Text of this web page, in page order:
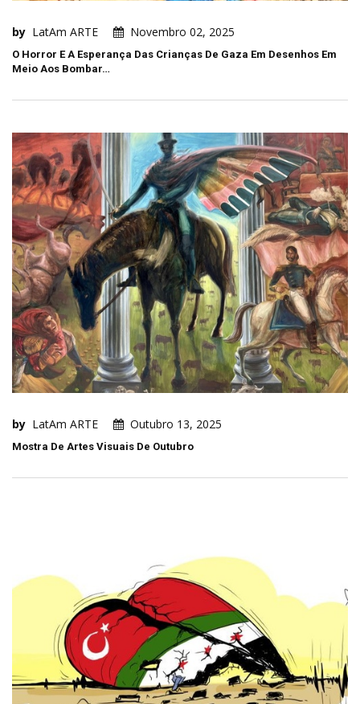
by LatAm ARTE Novembro 02, 2025
O Horror E A Esperança Das Crianças De Gaza Em Desenhos Em
Meio Aos Bombar…
by LatAm ARTE Outubro 13, 2025
Mostra De Artes Visuais De Outubro